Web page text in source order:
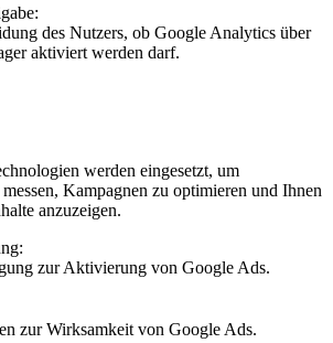
des Nutzers, ob Google Analytics über
aktiviert werden darf.
werden eingesetzt, um
Kampagnen zu optimieren und Ihnen
anzuzeigen.
zur Aktivierung von Google Ads.
zur Wirksamkeit von Google Ads.